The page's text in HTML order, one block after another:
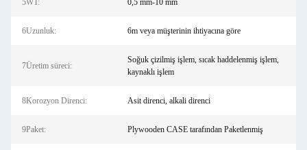
5WT: 0,5 mm-10 mm
6Uzunluk: 6m veya müşterinin ihtiyacına göre
7Üretim süreci:
Soğuk çizilmiş işlem, sıcak haddelenmiş işlem,
kaynaklı işlem
8Korozyon Direnci: Asit direnci, alkali direnci
9Paket: Plywooden CASE tarafından Paketlenmiş